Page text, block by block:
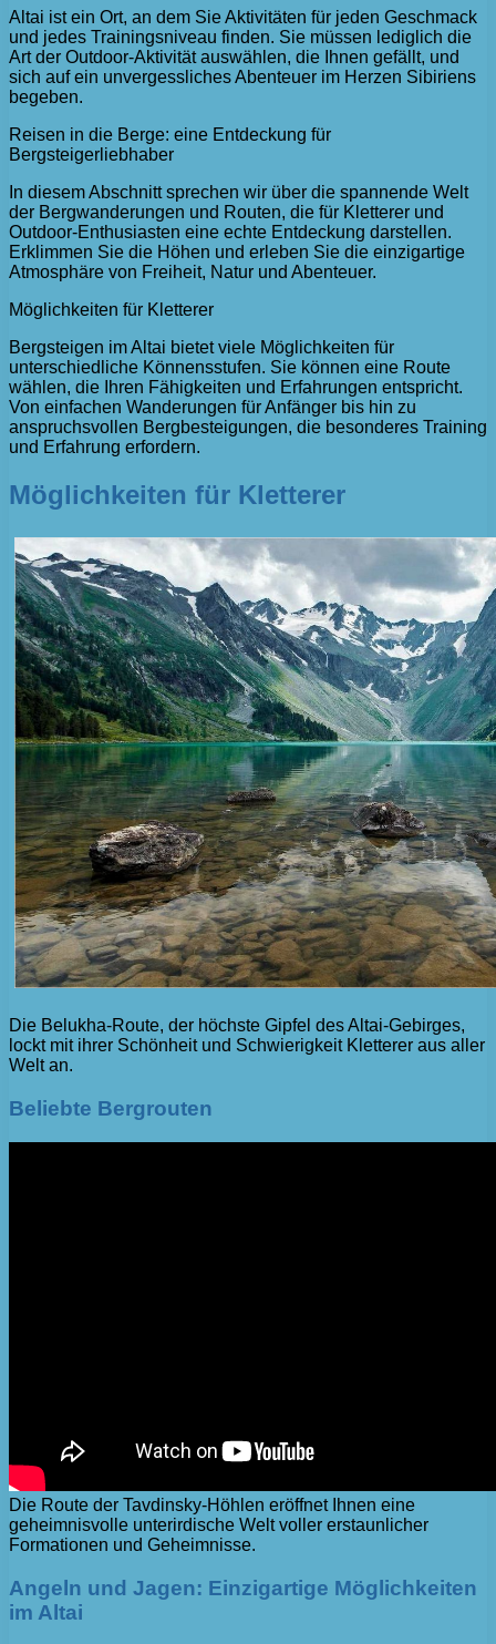
Altai ist ein Ort, an dem Sie Aktivitäten für jeden Geschmack
und jedes Trainingsniveau finden. Sie müssen lediglich die
Art der Outdoor-Aktivität auswählen, die Ihnen gefällt, und
sich auf ein unvergessliches Abenteuer im Herzen Sibiriens
begeben.
Reisen in die Berge: eine Entdeckung für
Bergsteigerliebhaber
In diesem Abschnitt sprechen wir über die spannende Welt
der Bergwanderungen und Routen, die für Kletterer und
Outdoor-Enthusiasten eine echte Entdeckung darstellen.
Erklimmen Sie die Höhen und erleben Sie die einzigartige
Atmosphäre von Freiheit, Natur und Abenteuer.
Möglichkeiten für Kletterer
Bergsteigen im Altai bietet viele Möglichkeiten für
unterschiedliche Könnensstufen. Sie können eine Route
wählen, die Ihren Fähigkeiten und Erfahrungen entspricht.
Von einfachen Wanderungen für Anfänger bis hin zu
anspruchsvollen Bergbesteigungen, die besonderes Training
und Erfahrung erfordern.
Möglichkeiten für Kletterer
Die Belukha-Route, der höchste Gipfel des Altai-Gebirges,
lockt mit ihrer Schönheit und Schwierigkeit Kletterer aus aller
Welt an.
Beliebte Bergrouten
Die Route der Tavdinsky-Höhlen eröffnet Ihnen eine
geheimnisvolle unterirdische Welt voller erstaunlicher
Formationen und Geheimnisse.
Angeln und Jagen: Einzigartige Möglichkeiten
im Altai